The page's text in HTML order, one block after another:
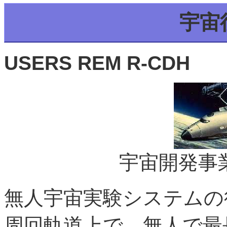
宇宙
USERS REM R-CDH
宇宙開発事
無人宇宙実験システム